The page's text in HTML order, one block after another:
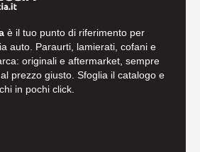
è il tuo punto di riferimento per
auto. Paraurti, lamierati, cofani e
originali e aftermarket, sempre
prezzo giusto. Sfoglia il catalogo e
in pochi click.